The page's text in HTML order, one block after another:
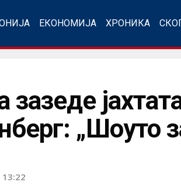
ЕКОНОМИЈА ХРОНИКА
зазеде
„Шоуто
13:22